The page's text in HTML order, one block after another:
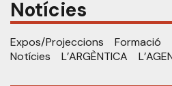
Notícies
Expos/Projeccions Formació
Notícies
L’ARGÈNTICA